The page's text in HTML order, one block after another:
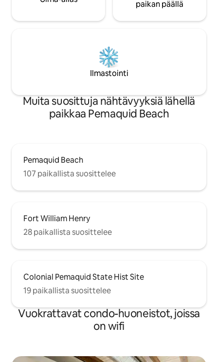
paikan päällä
Ilmastointi
Muita suosittuja nähtävyyksiä lähellä
paikkaa Pemaquid Beach
Pemaquid Beach
107 paikallista suosittelee
Fort William Henry
28 paikallista suosittelee
Colonial Pemaquid State Hist Site
19 paikallista suosittelee
Vuokrattavat condo-huoneistot, joissa
on wifi